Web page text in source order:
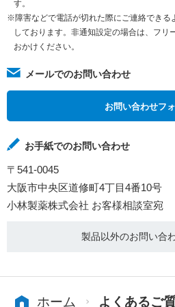
す。
※障害などで電話が切れた際にご連絡できる
しております。非通知設定の場合は、フリ
おかけください。
メールでのお問い合わせ
お問い合わせフ
お手紙でのお問い合わせ
〒541-0045
大阪市中央区道修町4丁目4番10号
小林製薬株式会社 お客様相談室宛
製品以外のお問い合
ホーム よくあるご